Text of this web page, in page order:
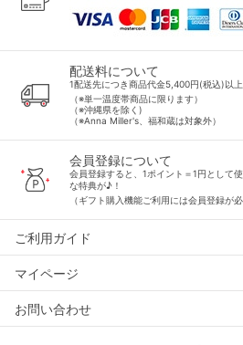
配送料について
1配送先につき商品代金5,400円(税込)以上
（※単一温度帯商品に限ります）
（※沖縄県を除く)
（※Anna Miller's、福和蔵は対象外）
会員登録について
会員登録すると、1ポイント＝1円として
な特典が♪！
（ギフト購入機能ご利用には会員登録が必
ご利用ガイド
マイページ
お問い合わせ